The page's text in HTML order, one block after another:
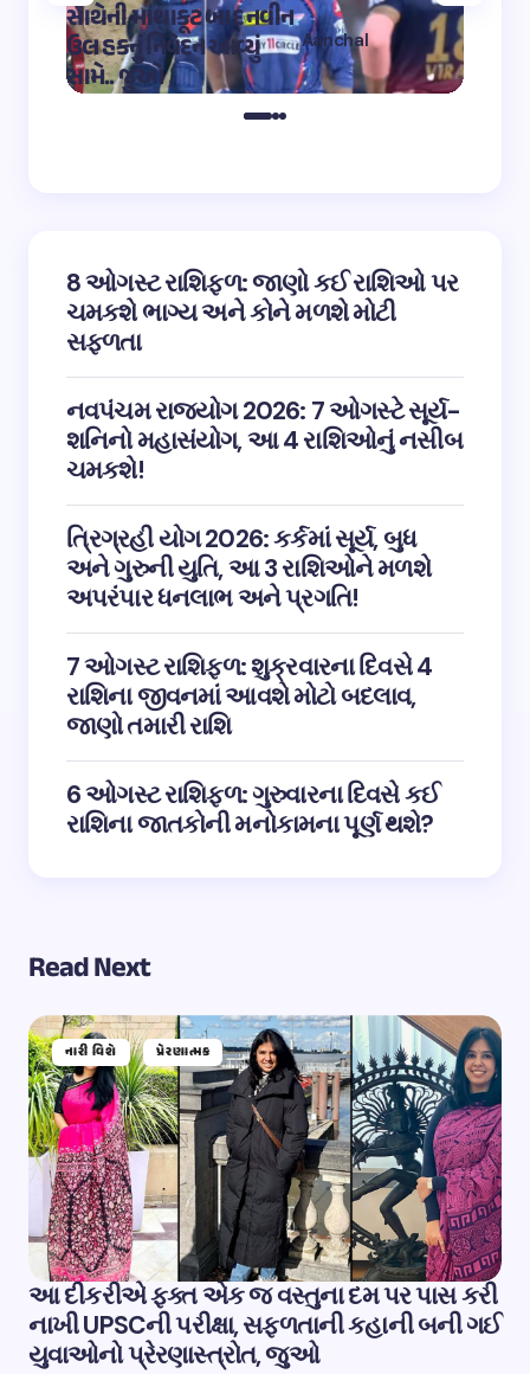
સાથેની માથાકૂટ બાદ નવીન
ઉલ હકનું નિવેદન આવ્યું
સામે.. જુઓ
Aanchal
on 12:32 pm May 4,
2023
8 ઓગસ્ટ રાશિફળ: જાણો કઈ રાશિઓ પર
ચમકશે ભાગ્ય અને કોને મળશે મોટી
સફળતા
નવપંચમ રાજયોગ 2026: 7 ઓગસ્ટે સૂર્ય-
શનિનો મહાસંયોગ, આ 4 રાશિઓનું નસીબ
ચમકશે!
ત્રિગ્રહી યોગ 2026: કર્કમાં સૂર્ય, બુધ
અને ગુરુની યુતિ, આ 3 રાશિઓને મળશે
અપરંપાર ધનલાભ અને પ્રગતિ!
7 ઓગસ્ટ રાશિફળ: શુક્રવારના દિવસે 4
રાશિના જીવનમાં આવશે મોટો બદલાવ,
જાણો તમારી રાશિ
6 ઓગસ્ટ રાશિફળ: ગુરુવારના દિવસે કઈ
રાશિના જાતકોની મનોકામના પૂર્ણ થશે?
Read Next
નારી વિશે પ્રેરણાત્મક
આ દીકરીએ ફક્ત એક જ વસ્તુના દમ પર પાસ કરી
નાખી UPSCની પરીક્ષા, સફળતાની કહાની બની ગઈ
યુવાઓનો પ્રેરણાસ્ત્રોત, જુઓ